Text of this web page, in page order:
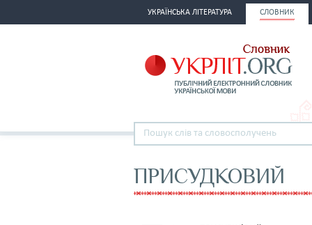
УКРАЇНСЬКА ЛІТЕРАТУРА СЛОВНИК
ПРИСУДКОВИЙ